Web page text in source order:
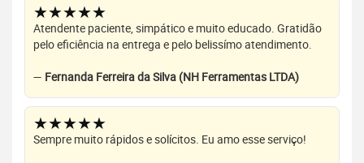
★★★★★
Atendente paciente, simpático e muito educado. Gratidão
pelo eficiência na entrega e pelo belissímo atendimento.
— Fernanda Ferreira da Silva (NH Ferramentas LTDA)
★★★★★
Sempre muito rápidos e solícitos. Eu amo esse serviço!